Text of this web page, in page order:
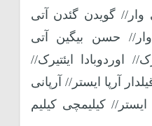
گویدن گئدن آتی
حسن بیگین آتی
اوردوبادا ایئتیرک//
آرپا ایستر// آرپانی
کیلیمچی کیلیم